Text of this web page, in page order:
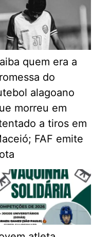
quem era a
do
alagoano
morreu em
a tiros em
FAF emite